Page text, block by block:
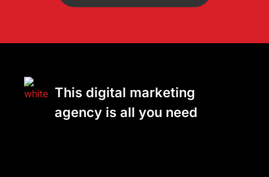
This digital marketing
agency is all you need